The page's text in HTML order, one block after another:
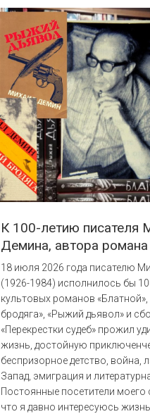
К 100-летию писателя
Демина, автора романа
18 июля 2026 года писателю
(1926-1984) исполнилось бы
культовых романов
бродяга», «Рыжий дьявол» и
«Перекрестки судеб» прожил
жизнь, достойную
беспризорное детство, война,
Запад, эмиграция и
Постоянные посетители моего
что я давно интересуюсь